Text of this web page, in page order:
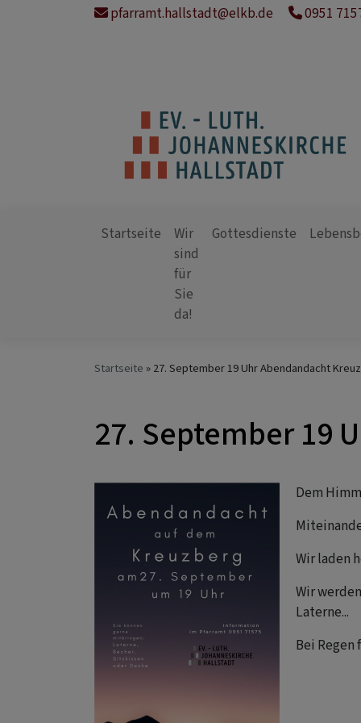
pfarramt.hallstadt@elkb.de 0951
Hauptnavigation
Startseite
Wir
sind
für
Sie
da!
Gottesdienste
Startseite 27. September 19 Uhr Abendandacht
27. September 19
Dem
Wir laden
Wir
Laterne...
Bei